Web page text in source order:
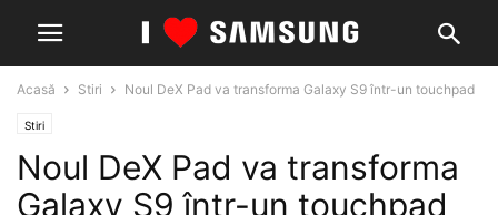
Acasă Stiri Noul DeX Pad va transforma Galaxy S9 într-un touchpad
Stiri
Noul DeX Pad va transforma
Galaxy S9 într-un touchpad